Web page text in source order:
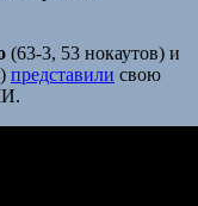
(63-3, 53 нокаутов) и
представили свою